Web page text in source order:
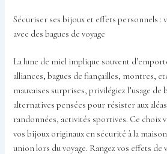
Sécuriser ses bijoux et effets personnels :
avec des bagues de voyage
La lune de miel implique souvent
alliances, bagues de fiançailles, montres,
mauvaises surprises, privilégiez l’usage de
alternatives pensées pour résister aux
randonnées, activités sportives. Ce choix
vos bijoux originaux en sécurité à la
union lors du voyage. Rangez vos effets de